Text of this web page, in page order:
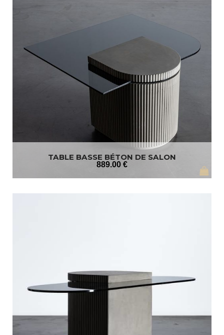
TABLE BASSE BÉTON DE SALON
889.00 €